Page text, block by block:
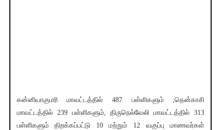
கன்னியாகுமரி மாவட்டத்தில் 487 பள்ளிகளும் ,தென்காசி
மாவட்டத்தில் 239 பள்ளிகளும், திருநெல்வேலி மாவட்டத்தில் 313
பள்ளிகளும் திறக்கப்பட்டு 10 மற்றும் 12 வகுப்பு மாணவர்கள்